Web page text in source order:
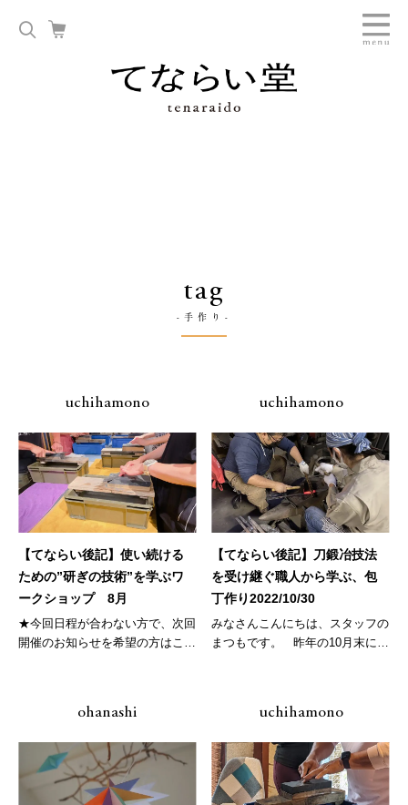
tag
-手作り-
uchihamono
【てならい後記】使い続ける
ための”研ぎの技術”を学ぶワ
ークショップ 8月
★今回日程が合わない方で、次回
開催のお知らせを希望の方はこち
uchihamono
【てならい後記】刀鍛冶技法
を受け継ぐ職人から学ぶ、包
丁作り2022/10/30
みなさんこんにちは、スタッフの
まつもです。 昨年の10月末に
ohanashi uchihamono